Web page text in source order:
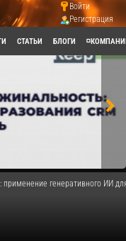
Войти
Регистрация
СТАТЬИ БЛОГИ
применение генеративного ИИ